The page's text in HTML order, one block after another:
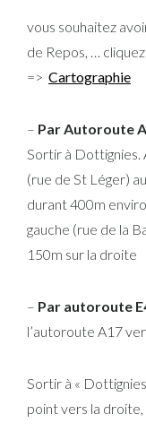
vous souhaitez
de Repos, …
=> Cartographie
– Par Autoroute
Sortir à Dottignies.
(rue de St Léger)
durant 400m
gauche (rue de la
150m sur la droite
– Par autoroute
l’autoroute A17
Sortir à «
point vers la